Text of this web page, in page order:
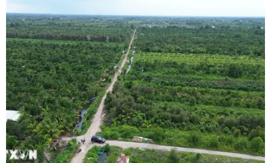
#Campuchia #Đàm phán #CPP
#Bỏ phiếu
#Cử tri
Campuchia
Theo dõi VietnamPlus